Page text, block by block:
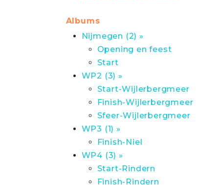
Albums
Nijmegen (2) »
Opening en feest
Start
WP2 (3) »
Start-Wijlerbergmeer
Finish-Wijlerbergmeer
Sfeer-Wijlerbergmeer
WP3 (1) »
Finish-Niel
WP4 (3) »
Start-Rindern
Finish-Rindern